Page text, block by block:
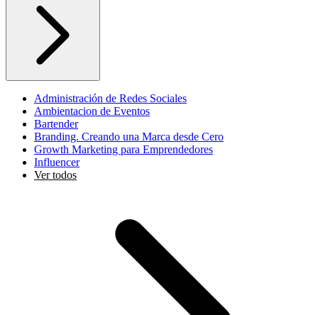
Administración de Redes Sociales
Ambientacion de Eventos
Bartender
Branding. Creando una Marca desde Cero
Growth Marketing para Emprendedores
Influencer
Ver todos